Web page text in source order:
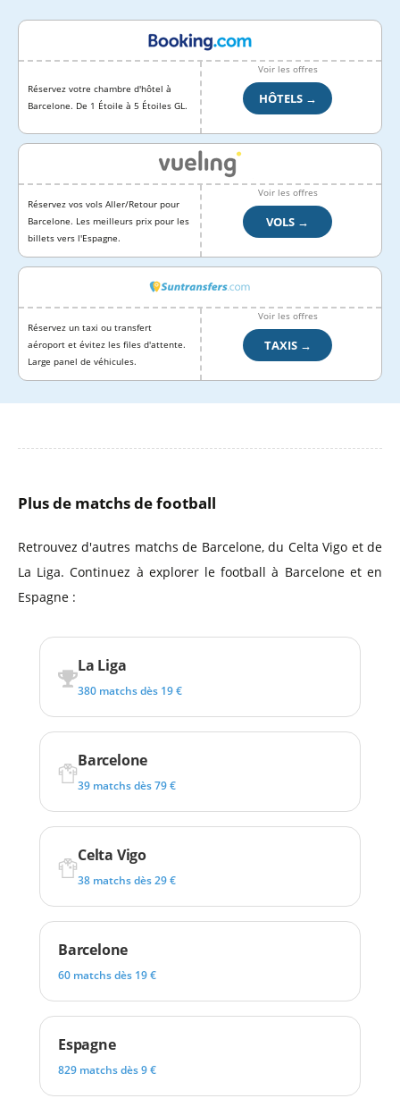
Réservez votre chambre d'hôtel à
Barcelone. De 1 Étoile à 5 Étoiles GL.
Voir les offres
HÔTELS →
Réservez vos vols Aller/Retour pour
Barcelone. Les meilleurs prix pour les
billets vers l'Espagne.
Voir les offres
VOLS →
Réservez un taxi ou transfert
aéroport et évitez les files d'attente.
Large panel de véhicules.
Voir les offres
TAXIS →
Plus de matchs de football
Retrouvez d'autres matchs de Barcelone, du Celta Vigo et de
La Liga. Continuez à explorer le football à Barcelone et en
Espagne :
La Liga
380 matchs dès 19 €
Barcelone
39 matchs dès 79 €
Celta Vigo
38 matchs dès 29 €
Barcelone
60 matchs dès 19 €
Espagne
829 matchs dès 9 €